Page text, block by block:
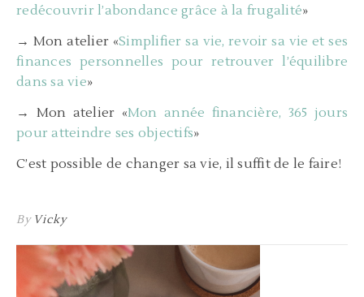
redécouvrir l’abondance grâce à la frugalité»
→ Mon atelier «Simplifier sa vie, revoir sa vie et ses
finances personnelles pour retrouver l’équilibre
dans sa vie»
→ Mon atelier «Mon année financière, 365 jours
pour atteindre ses objectifs»
C’est possible de changer sa vie, il suffit de le faire!
By Vicky